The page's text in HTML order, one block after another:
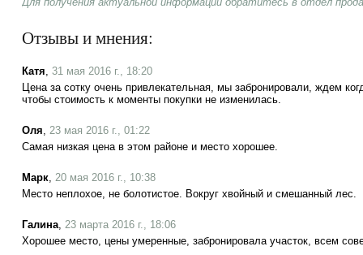
Отзывы и мнения:
Катя, 31 мая 2016 г., 18:20
Цена за сотку очень привлекательная, мы забронировали, ждем
чтобы стоимость к моменты покупки не изменилась.
Оля, 23 мая 2016 г., 01:22
Самая низкая цена в этом районе и место хорошее.
Марк, 20 мая 2016 г., 10:38
Место неплохое, не болотистое. Вокруг хвойный и смешанный лес.
Галина, 23 марта 2016 г., 18:06
Хорошее место, цены умеренные, забронировала участок, всем